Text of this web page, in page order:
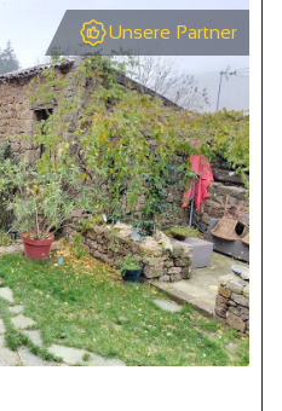
Unsere Partner